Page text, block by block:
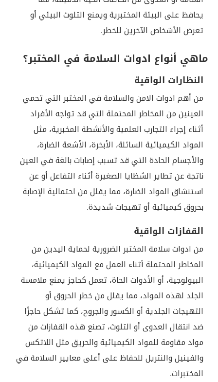
يحافظ على البيئة المختبرية ويمنع التلوث البيئي أو
تعرض الأشخاص الآخرين للخطر.
ماهي أنواع ادوات السلامة في المختبر؟
النظارات الواقية
من أهم ادوات الامن والسلامة في المختبر التي تحمي
العينين من المخاطر المحتملة التي قد تواجه الأفراد
أثناء إجراء التجارب العلمية والأنشطة المخبرية، مثل
المواد الكيميائية السائلة، الأبخرة، الأشعة الضارة،
والأجسام الحادة التي قد تسبب إصابات بالغة في العين
ناتجة عن تطاير الشظايا الصغيرة أثناء التفاعل أو عن
استنشاق المواد الضارة، مما يقلل من احتمالية الإصابة
بحروق كيميائية أو تهيجات شديدة.
القفازات الواقية
من ادوات سلامة المختبر الضرورية لحماية اليدين من
المخاطر المحتملة أثناء العمل مع المواد الكيميائية،
البيولوجية، أو الأدوات الحاة، تعمل كحاجز يمنع ملامسة
الجلد لهذه المواد، مما يقلل من خطر الحروق أو
التهيجات الجلدية أو الكسور والجروح، كما تشكل حاجزًا
ضد انتقال العدوى أو التلوث، تصنع هذه القفازات من
مواد مقاومة للمواد الكيميائية والحريق مثل اللاتكس
والفينيل والنتريل للحفاظ على أعلى معايير السلامة في
المختبرات.